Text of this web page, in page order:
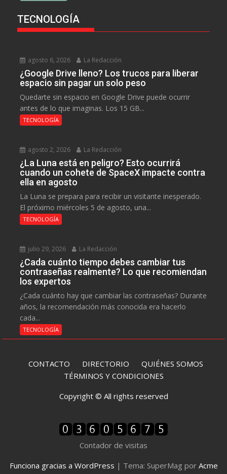
TECNOLOGÍA
agosto 6, 2026 La Redacción
¿Google Drive lleno? Los trucos para liberar
espacio sin pagar un solo peso
Quedarte sin espacio en Google Drive puede ocurrir
antes de lo que imaginas. Los 15 GB...
TECNOLOGÍA
agosto 2, 2026 La Redacción
¿La Luna está en peligro? Esto ocurrirá
cuando un cohete de SpaceX impacte contra
ella en agosto
La Luna se prepara para recibir un visitante inesperado.
El próximo miércoles 5 de agosto, una...
TECNOLOGÍA
julio 29, 2026 La Redacción
¿Cada cuánto tiempo debes cambiar tus
contraseñas realmente? Lo que recomiendan
los expertos
¿Cada cuánto hay que cambiar las contraseñas? Durante
años, la recomendación más conocida era hacerlo
cada...
TECNOLOGÍA
CONTACTO DIRECTORIO QUIÉNES SOMOS
TÉRMINOS Y CONDICIONES
Copyright © All rights reserved
Contador de visitas
Funciona gracias a WordPress | Tema: SuperMag por Acme